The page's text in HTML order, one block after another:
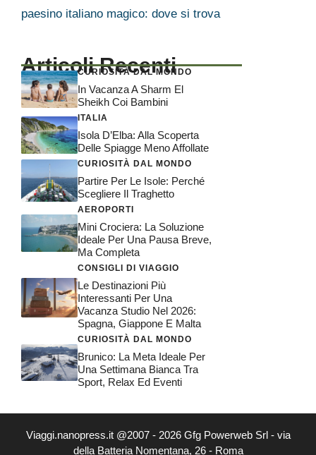
paesino italiano magico: dove si trova
Articoli Recenti
CURIOSITÀ DAL MONDO
In Vacanza A Sharm El
Sheikh Coi Bambini
ITALIA
Isola D’Elba: Alla Scoperta
Delle Spiagge Meno Affollate
CURIOSITÀ DAL MONDO
Partire Per Le Isole: Perché
Scegliere Il Traghetto
AEROPORTI
Mini Crociera: La Soluzione
Ideale Per Una Pausa Breve,
Ma Completa
CONSIGLI DI VIAGGIO
Le Destinazioni Più
Interessanti Per Una
Vacanza Studio Nel 2026:
Spagna, Giappone E Malta
CURIOSITÀ DAL MONDO
Brunico: La Meta Ideale Per
Una Settimana Bianca Tra
Sport, Relax Ed Eventi
Viaggi.nanopress.it @2007 - 2026 Gfg Powerweb Srl - via
della Batteria Nomentana, 26 - Roma